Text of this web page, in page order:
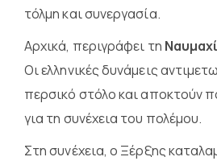
τόλμη και συνεργασία.
Αρχικά, περιγράφει τη
Οι ελληνικές δυνάμεις
περσικό στόλο και αποκτούν
για τη συνέχεια του πολέμου.
Στη συνέχεια, ο Ξέρξης